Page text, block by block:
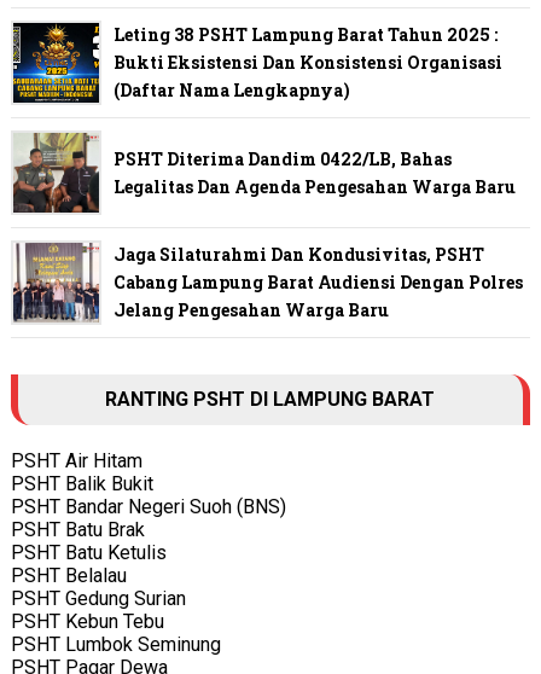
Leting 38 PSHT Lampung Barat Tahun 2025 :
Bukti Eksistensi Dan Konsistensi Organisasi
(Daftar Nama Lengkapnya)
PSHT Diterima Dandim 0422/LB, Bahas
Legalitas Dan Agenda Pengesahan Warga Baru
Jaga Silaturahmi Dan Kondusivitas, PSHT
Cabang Lampung Barat Audiensi Dengan Polres
Jelang Pengesahan Warga Baru
RANTING PSHT DI LAMPUNG BARAT
PSHT Air Hitam
PSHT Balik Bukit
PSHT Bandar Negeri Suoh (BNS)
PSHT Batu Brak
PSHT Batu Ketulis
PSHT Belalau
PSHT Gedung Surian
PSHT Kebun Tebu
PSHT Lumbok Seminung
PSHT Pagar Dewa